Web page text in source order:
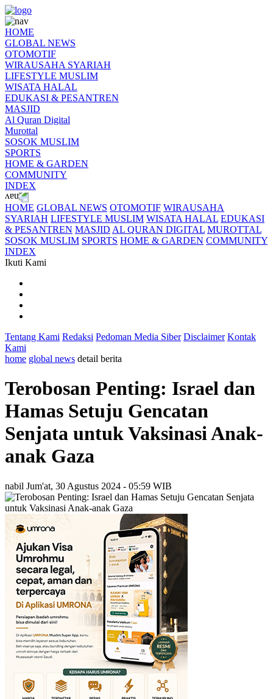
HOME
GLOBAL NEWS
OTOMOTIF
WIRAUSAHA SYARIAH
LIFESTYLE MUSLIM
WISATA HALAL
EDUKASI & PESANTREN
MASJID
Al Quran Digital
Murottal
SOSOK MUSLIM
SPORTS
HOME & GARDEN
COMMUNITY
INDEX
HOME GLOBAL NEWS OTOMOTIF WIRAUSAHA
SYARIAH LIFESTYLE MUSLIM WISATA HALAL EDUKASI
& PESANTREN MASJID AL QURAN DIGITAL MUROTTAL
SOSOK MUSLIM SPORTS HOME & GARDEN COMMUNITY
INDEX
Ikuti Kami
Tentang Kami Redaksi Pedoman Media Siber Disclaimer Kontak
Kami
home global news detail berita
Terobosan Penting: Israel dan
Hamas Setuju Gencatan
Senjata untuk Vaksinasi Anak-
anak Gaza
nabil Jum'at, 30 Agustus 2024 - 05:59 WIB